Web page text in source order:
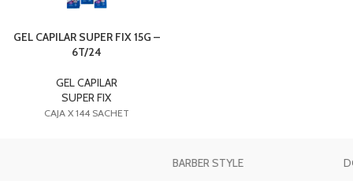
GEL CAPILAR SUPER FIX 15G –
6T/24
GEL CAPILAR
SUPER FIX
CAJA X 144 SACHET
BARBER STYLE